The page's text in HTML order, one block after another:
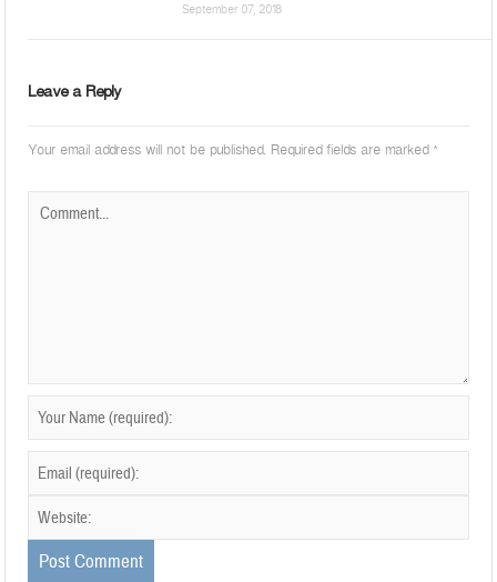
September 07, 2018
Leave a Reply
Your email address will not be published. Required fields are marked *